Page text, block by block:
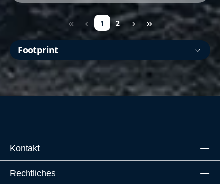
Seite
1 Seite
2
Footprint
Kontakt
Rechtliches